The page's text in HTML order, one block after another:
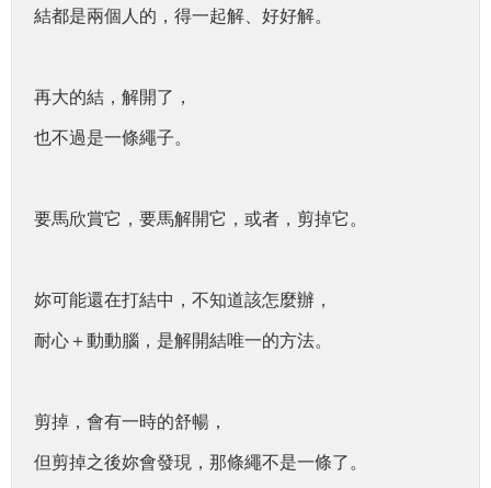
結都是兩個人的，得一起解、好好解。
再大的結，解開了，
也不過是一條繩子。
要馬欣賞它，要馬解開它，或者，剪掉它。
妳可能還在打結中，不知道該怎麼辦，
耐心＋動動腦，是解開結唯一的方法。
剪掉，會有一時的舒暢，
但剪掉之後妳會發現，那條繩不是一條了。